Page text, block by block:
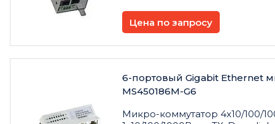
Цена по запросу
6-портовый Gigabit Ethernet
MS450186M-G6
Микро-коммутатор 4x10/100/